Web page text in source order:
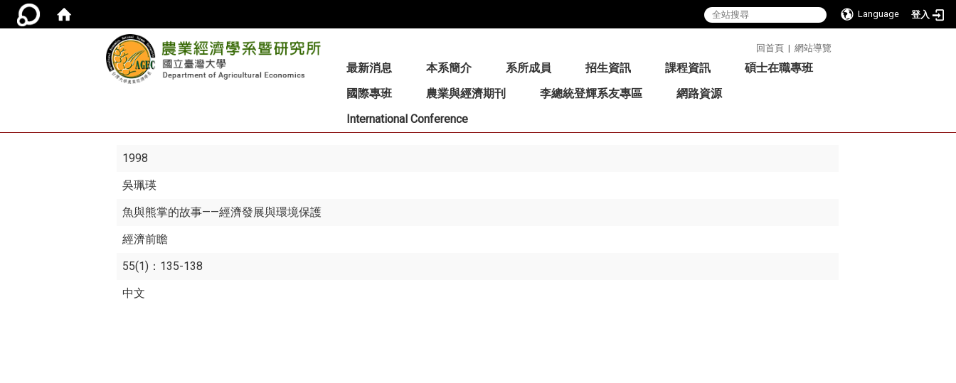
Language 登入
回首頁 | 網站導覽
最新消息 本系簡介 系所成員 招生資訊 課程資訊
碩士在職專班
國際專班
農業與經濟期刊 李總統登輝系友專區
網路資源
International Conference
1998
吳珮瑛
魚與熊掌的故事——經濟發展與環境保護
經濟前瞻
55(1)：135-138
中文